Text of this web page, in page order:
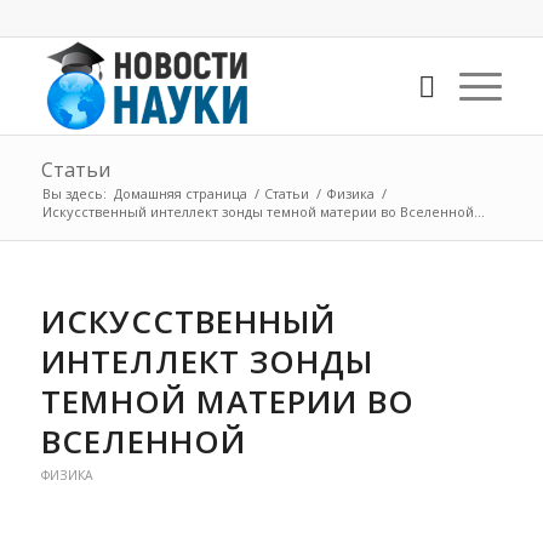
Статьи
Вы здесь: Домашняя страница / Статьи / Физика /
Искусственный интеллект зонды темной материи во Вселенной...
ИСКУССТВЕННЫЙ
ИНТЕЛЛЕКТ ЗОНДЫ
ТЕМНОЙ МАТЕРИИ ВО
ВСЕЛЕННОЙ
ФИЗИКА